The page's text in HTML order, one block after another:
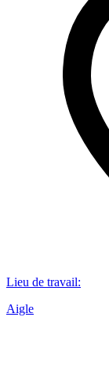
Lieu de travail:
Aigle